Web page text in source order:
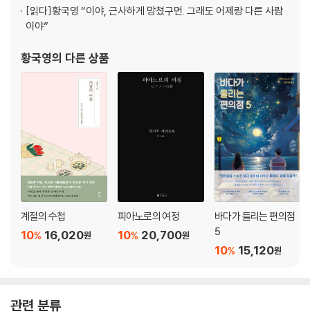
우주의 소금쟁이
돌아와야 완성되는
촌스러워! 완벽해!
바보상자에 창을 낼 수 있을까
어쩔 수 없이 언젠가 또 무엇이 되어야만 한다면
리멤버! 오아시스!
Part 4 태도는 인생의 설계도
사촌들이여, 부디 땅을 사세요
어쩌면 우리는 서툰 경력자
정체성이 모호한 것이 정체성
심야 법정엔 휴정이 없다
엑스트라 백만 원이면 될 것 같은데
[읽다]황국영 “이야, 근사하게 망쳤구먼. 그래도 어제랑 다른 사람
이야”
황국영의 다른 상품
계절의 수첩
16,020원
10%
피아노로의 여정
20,700원
10%
바다가 들리는 편의점
5
15,120원
10%
관련 분류